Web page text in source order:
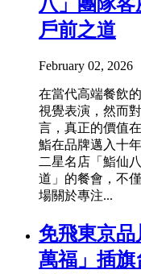
八」團隊
戶前之道
February 02, 2026
在當代高端餐飲
視覺表演，然而
言，真正的價值
鮨在品牌邁入十
二星名店「鮨仙
道」的餐會，不
場關於專注...
免飛東京
萬福」插